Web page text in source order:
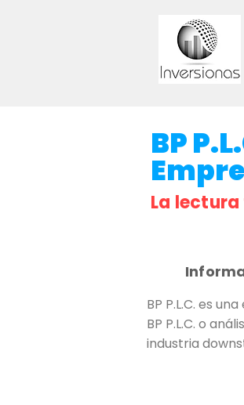
BP
La
BP P.L.C. es
BP P.L.C. o
industria